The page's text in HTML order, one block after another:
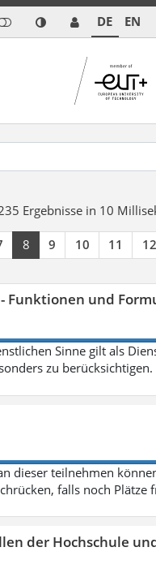
DE EN
Ergebnisse in 10
8 9 10 11 12
Funktionen und
Sinne gilt als
zu berücksichtigen.
dieser teilnehmen
falls noch Plätze
der Hochschule